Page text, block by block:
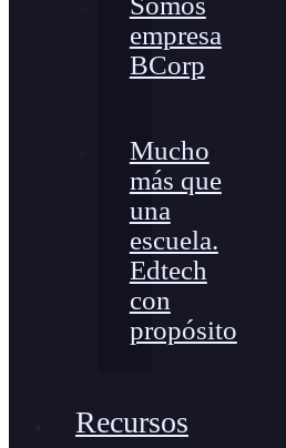
empresa
BCorp
Mucho
más que
una
escuela.
Edtech
con
propósito
Recursos